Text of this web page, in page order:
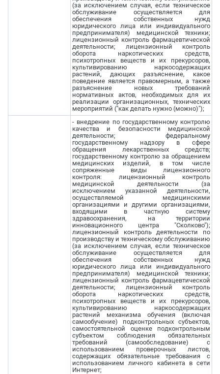
(за исключением случая, если техническое
обслуживание осуществляется для
обеспечения собственных нужд
юридического лица или индивидуального
предпринимателя) медицинской техники;
лицензионный контроль фармацевтической
деятельности; лицензионный контроль
оборота наркотических средств,
психотропных веществ и их прекурсоров,
культивированию наркосодержащих
растений, дающих разъяснение, какое
поведение является правомерным, а также
разъяснение новых требований
нормативных актов, необходимых для их
реализации организационных, технических
мероприятий ("как делать нужно (можно)");
- внедрение по государственному контролю
качества и безопасности медицинской
деятельности; федеральному
государственному надзору в сфере
обращения лекарственных средств;
государственному контролю за обращением
медицинских изделий, в том числе
сопряженные виды лицензионного
контроля: лицензионный контроль
медицинской деятельности (за
исключением указанной деятельности,
осуществляемой медицинскими
организациями и другими организациями,
входящими в частную систему
здравоохранения, на территории
инновационного центра "Сколково");
лицензионный контроль деятельности по
производству и техническому обслуживанию
(за исключением случая, если техническое
обслуживание осуществляется для
обеспечения собственных нужд
юридического лица или индивидуального
предпринимателя) медицинской техники;
лицензионный контроль фармацевтической
деятельности; лицензионный контроль
оборота наркотических средств,
психотропных веществ и их прекурсоров,
культивированию наркосодержащих
растений механизма обучения (включая
самообучение) подконтрольных субъектов,
самостоятельной оценке подконтрольным
субъектом соблюдения обязательных
требований (самообследование) с
использованием проверочных листов,
содержащих обязательные требования с
использованием личного кабинета в сети
Интернет;